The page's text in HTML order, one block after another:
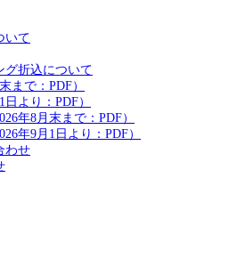
いて
グ折込について
まで：PDF）
より：PDF）
年8月末まで：PDF）
年9月1日より：PDF）
わせ